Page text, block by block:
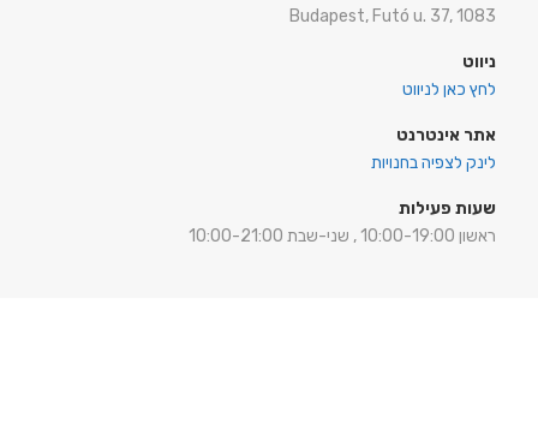
Budapest, Futó u. 37, 1083
ניווט
לחץ כאן לניווט
אתר אינטרנט
לינק לצפיה בחנויות
שעות פעילות
ראשון 10:00-19:00 , שני-שבת 10:00-21:00